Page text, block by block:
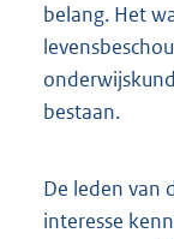
belang. Het
bestaan.
De leden van
interesse